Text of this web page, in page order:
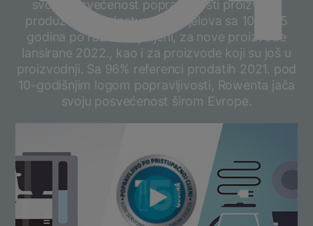
svoju posvećenost popravljivosti proizvoda
produžavajući dostupnost dijelova sa 10 na 15
godina po razumnoj cijeni, za nove proizvode
lansirane 2022., kao i za proizvode koji su još u
proizvodnji. Sa 96% referenci prodatih 2021. pod
10-godišnjim logom popravljivosti, Rowenta jača
svoju posvećenost širom Evrope.